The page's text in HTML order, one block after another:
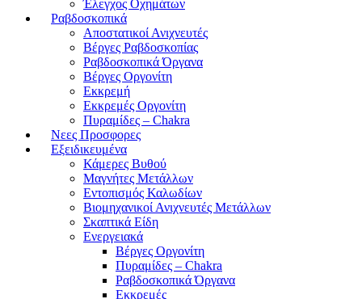
Έλεγχος Οχημάτων
Ραβδοσκοπικά
Αποστατικοί Ανιχνευτές
Βέργες Ραβδοσκοπίας
Ραβδοσκοπικά Όργανα
Βέργες Οργονίτη
Εκκρεμή
Εκκρεμές Οργονίτη
Πυραμίδες – Chakra
Νεες Προσφορες
Εξειδικευμένα
Κάμερες Βυθού
Μαγνήτες Μετάλλων
Εντοπισμός Καλωδίων
Βιομηχανικοί Ανιχνευτές Μετάλλων
Σκαπτικά Είδη
Ενεργειακά
Βέργες Οργονίτη
Πυραμίδες – Chakra
Ραβδοσκοπικά Όργανα
Εκκρεμές